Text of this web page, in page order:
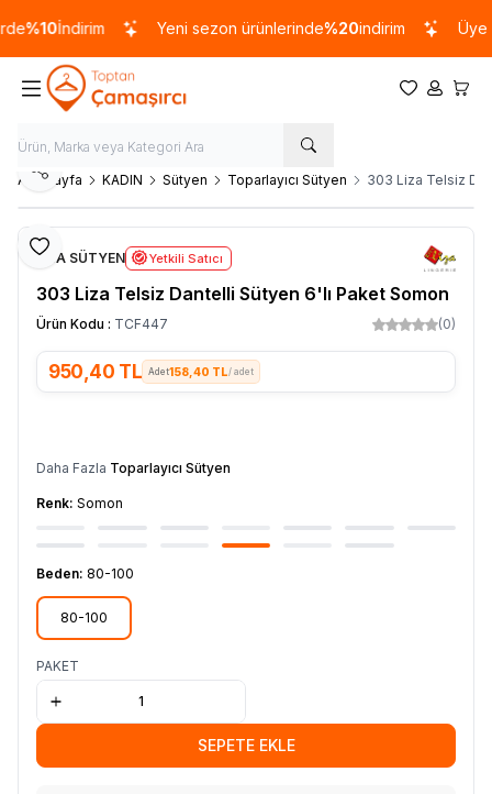
%10İndirim Yeni sezon ürünlerinde%20indirim Üye Ol
Favorilerim
Hesabım
Ana Sayfa KADIN Sütyen Toparlayıcı Sütyen 303 Liza Telsiz
Favoriye Ekle
Paylaş
LİZA SÜTYEN Yetkili Satıcı
303 Liza Telsiz Dantelli Sütyen 6'lı Paket Somon
Ürün Kodu : TCF447 (0)
950,40 TL 158,40 TL/ adet
Daha Fazla Toparlayıcı Sütyen
Renk: Somon
Beden: 80-100
80-100
PAKET
SEPETE EKLE